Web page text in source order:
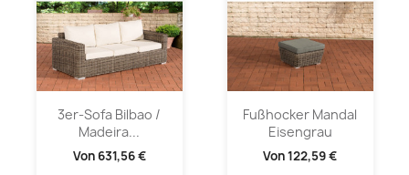
3er-Sofa Bilbao /
Madeira...
Von 631,56 €
Fußhocker Mandal
Eisengrau
Von122,59 €